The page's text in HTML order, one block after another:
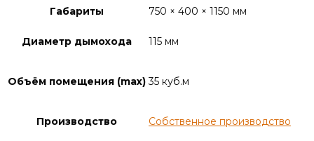
Габариты
750 × 400 × 1150 мм
Диаметр дымохода 115 мм
Объём помещения (max) 35 куб.м
Производство Собственное производство